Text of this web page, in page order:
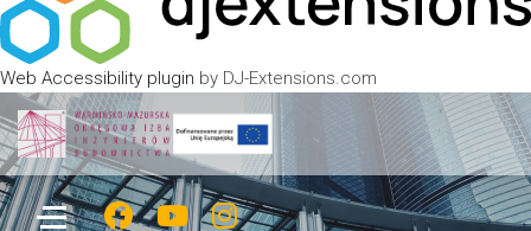
Web Accessibility plugin by DJ-Extensions.com